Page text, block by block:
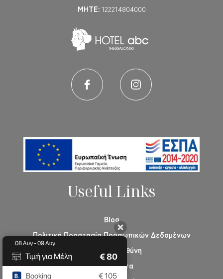
MHTE:122214804000
Useful Links
Blog
Πολιτική Προστασία Προσωπικών Δεδομένων
Κοινωνική Ευθύνη
Βιωσιμότητα
08 Αυγ - 09 Αυγ
Τιμή για Μέλη €80
Booking €105